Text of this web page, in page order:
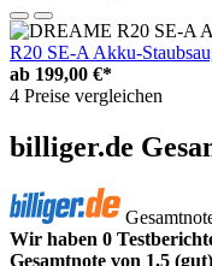
R20 SE-A Akku-
ab 199,00 €*
4 Preise vergleichen
billiger.de
Wir haben 0
Gesamtnote von 1,5